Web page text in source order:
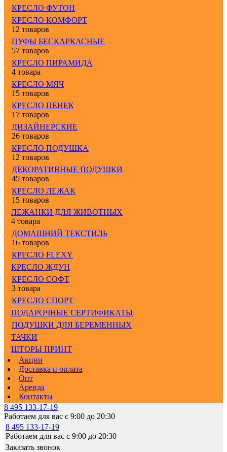
КРЕСЛО ФУТОН
КРЕСЛО КОМФОРТ
12 товаров
ПУФЫ БЕСКАРКАСНЫЕ
57 товаров
КРЕСЛО ПИРАМИДА
4 товара
КРЕСЛО МЯЧ
15 товаров
КРЕСЛО ПЕНЕК
17 товаров
ДИЗАЙНЕРСКИЕ
26 товаров
КРЕСЛО ПОДУШКА
12 товаров
ДЕКОРАТИВНЫЕ ПОДУШКИ
45 товаров
КРЕСЛО ЛЕЖАК
15 товаров
ЛЕЖАНКИ ДЛЯ ЖИВОТНЫХ
4 товара
ДОМАШНИЙ ТЕКСТИЛЬ
16 товаров
КРЕСЛО FLEXY
КРЕСЛО ЖДУН
КРЕСЛО СОФТ
3 товара
КРЕСЛО СПОРТ
ПОДАРОЧНЫЕ СЕРТИФИКАТЫ
ПОДУШКИ ДЛЯ БЕРЕМЕННЫХ
ТАЧКИ
ШТОРЫ ПРИНТ
Акции
Доставка и оплата
Опт
Аренда
Контакты
8 495 133-17-19
Работаем для вас с 9:00 до 20:30
8 495 133-17-19
Работаем для вас с 9:00 до 20:30
Заказать звонок